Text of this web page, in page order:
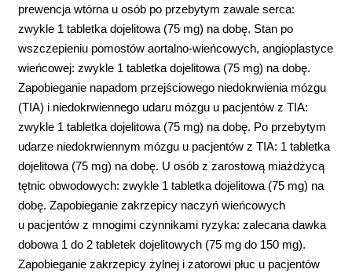
prewencja wtórna u osób po przebytym zawale serca:
zwykle 1 tabletka dojelitowa (75 mg) na dobę. Stan po
wszczepieniu pomostów aortalno-wieńcowych, angioplastyce
wieńcowej: zwykle 1 tabletka dojelitowa (75 mg) na dobę.
Zapobieganie napadom przejściowego niedokrwienia mózgu
(TIA) i niedokrwiennego udaru mózgu u pacjentów z TIA:
zwykle 1 tabletka dojelitowa (75 mg) na dobę. Po przebytym
udarze niedokrwiennym mózgu u pacjentów z TIA: 1 tabletka
dojelitowa (75 mg) na dobę. U osób z zarostową miażdżycą
tętnic obwodowych: zwykle 1 tabletka dojelitowa (75 mg) na
dobę. Zapobieganie zakrzepicy naczyń wieńcowych
u pacjentów z mnogimi czynnikami ryzyka: zalecana dawka
dobowa 1 do 2 tabletek dojelitowych (75 mg do 150 mg).
Zapobieganie zakrzepicy żylnej i zatorowi płuc u pacjentów